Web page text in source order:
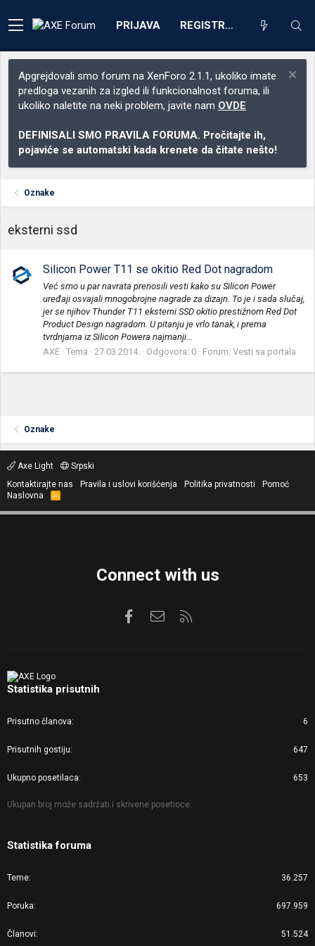
PRIJAVA REGISTRACIJA
Apgrejdovali smo forum na XenForo 2.1.1, ukoliko imate
predloga vezanih za izgled ili funkcionalnost foruma, ili
ukoliko naletite na neki problem, javite nam OVDE
DEFINISALI SMO PRAVILA FORUMA. Pročitajte ih,
pojaviće se automatski kada krenete da čitate nešto!
Oznake
eksterni ssd
Silicon Power T11 se okitio Red Dot nagradom
Već smo u par navrata prenosili vesti kako su Silicon Power
uređaji osvajali mnogobrojne nagrade za dizajn. To je i sada slučaj,
jer se njihov Thunder T11 eksterni SSD okitio prestižnom Red Dot
Product Design nagradom. U pitanju je vrlo tanak, i prema
tvrdnjama iz Silicon Powera najmanji...
AXE Tema 27.03.2014. Odgovora: 0 Forum: Vesti sa portala
Oznake
Axe Light
Srpski
Kontaktirajte nas
Pravila i uslovi korišćenja Politika privatnosti
Pomoć
Naslovna
R
S
Connect with us
FacebookKontaktirajte nas
Statistika prisutnih
Prisutno članova 6
Prisutnih gostiju 647
Ukupno posetilaca 653
Ukupan broj može sadržati i skrivene posetioce.
Statistika foruma
Teme 36.257
Poruka 697.959
Članovi 51.524